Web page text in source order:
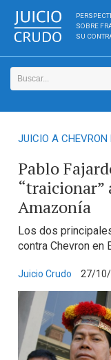
SOBRE
SU
JUICIO A CHEVRON
Pablo
“traicionar”
Amazonía
Los dos
contra Chevron en
Juicio Crudo 27/